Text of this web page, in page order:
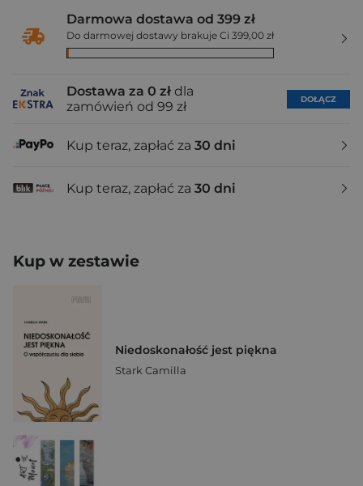
Darmowa dostawa od 399 zł
Do darmowej dostawy brakuje Ci 399,00 zł
Dostawa za 0 zł dla
zamówień od 99 zł
DOŁĄCZ
Kup teraz, zapłać za 30 dni
Kup teraz, zapłać za 30 dni
Kup w zestawie
Niedoskonałość jest piękna
Stark Camilla